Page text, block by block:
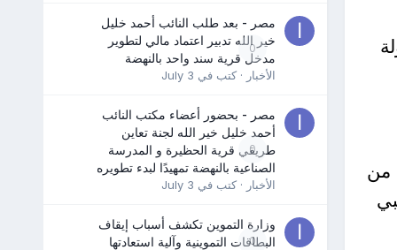
يأتي من
0
مصر - بعد طلب النائب أحمد خليل
خير الله تدبير اعتماد مالي لتطوير
مدخل قرية سند واحد بالنهضة
الأخبار · كتب في July 3
0
مصر - بحضور أعضاء مكتب النائب
أحمد خليل خير الله لجنة تعاين
طريقي قرية الحظيرة و المدرسة
الصناعية بالنهضة تمهيدًا لبدء تطويره
الأخبار · كتب في July 3
0
وزارة التموين تكشف أسباب إيقاف
البطاقات التموينية وآلية استعادتها